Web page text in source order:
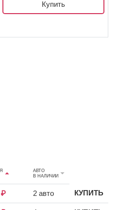
Купить
АВТО
В НАЛИЧИИ
₽ 2 авто КУПИТЬ